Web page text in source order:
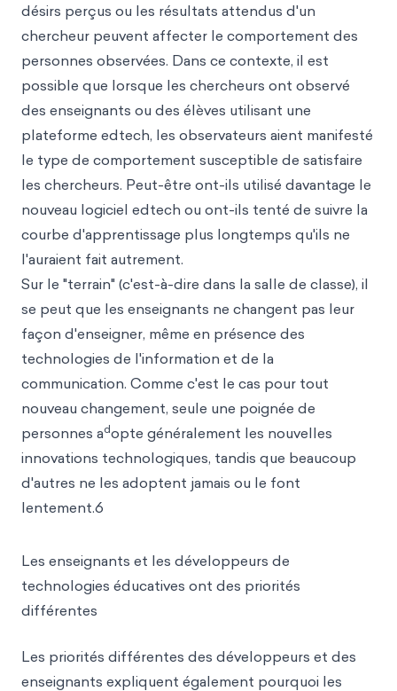
désirs perçus ou les résultats attendus d'un
chercheur peuvent affecter le comportement des
personnes observées. Dans ce contexte, il est
possible que lorsque les chercheurs ont observé
des enseignants ou des élèves utilisant une
plateforme edtech, les observateurs aient manifesté
le type de comportement susceptible de satisfaire
les chercheurs. Peut-être ont-ils utilisé davantage le
nouveau logiciel edtech ou ont-ils tenté de suivre la
courbe d'apprentissage plus longtemps qu'ils ne
l'auraient fait autrement.
Sur le "terrain" (c'est-à-dire dans la salle de classe), il
se peut que les enseignants ne changent pas leur
façon d'enseigner, même en présence des
technologies de l'information et de la
communication. Comme c'est le cas pour tout
nouveau changement, seule une poignée de
personnes adopte généralement les nouvelles
innovations technologiques, tandis que beaucoup
d'autres ne les adoptent jamais ou le font
lentement.6
Les enseignants et les développeurs de
technologies éducatives ont des priorités
différentes
Les priorités différentes des développeurs et des
enseignants expliquent également pourquoi les